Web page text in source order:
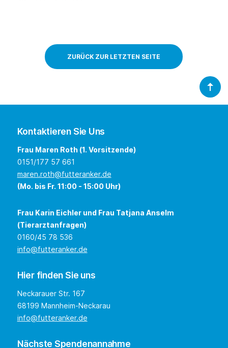
ZURÜCK ZUR LETZTEN SEITE
Kontaktieren Sie Uns
Frau Maren Roth (1. Vorsitzende)
0151/177 57 661
maren.roth@futteranker.de
(Mo. bis Fr. 11:00 - 15:00 Uhr)
Frau Karin Eichler und Frau Tatjana Anselm
(Tierarztanfragen)
0160/45 78 536
info@futteranker.de
Hier finden Sie uns
Neckarauer Str. 167
68199 Mannheim-Neckarau
info@futteranker.de
Nächste Spendenannahme